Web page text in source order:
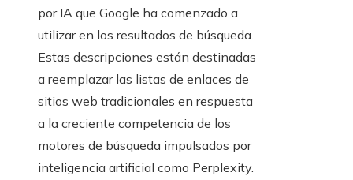
por IA que Google ha comenzado a
utilizar en los resultados de búsqueda.
Estas descripciones están destinadas
a reemplazar las listas de enlaces de
sitios web tradicionales en respuesta
a la creciente competencia de los
motores de búsqueda impulsados ​​por
inteligencia artificial como Perplexity.